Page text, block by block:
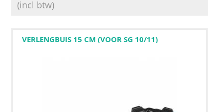
(incl btw)
VERLENGBUIS 15 CM (VOOR SG 10/11)